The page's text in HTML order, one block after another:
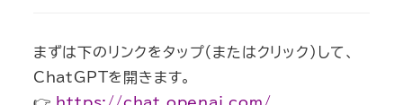
まずは下のリンクをタップ（またはクリック）して、
ChatGPTを開きます。